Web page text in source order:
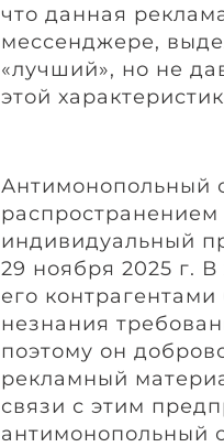
что данная
мессенджере,
«лучший», но не
этой
Антимонопольный
индивидуальный
29 ноября 2025 г.
его
незнания
поэтому он
рекламный
связи с этим
антимонопольный